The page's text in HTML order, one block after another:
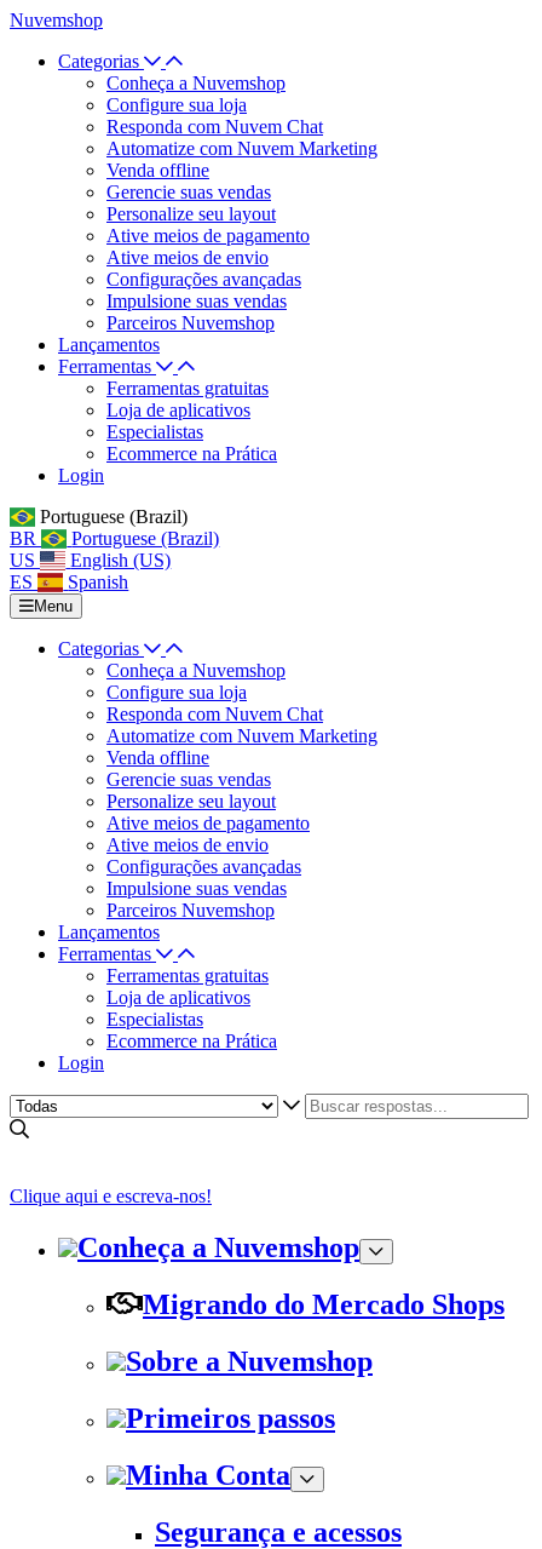
Nuvemshop
Categorias
Conheça a Nuvemshop
Configure sua loja
Responda com Nuvem Chat
Automatize com Nuvem Marketing
Venda offline
Gerencie suas vendas
Personalize seu layout
Ative meios de pagamento
Ative meios de envio
Configurações avançadas
Impulsione suas vendas
Parceiros Nuvemshop
Lançamentos
Ferramentas
Ferramentas gratuitas
Loja de aplicativos
Especialistas
Ecommerce na Prática
Login
Portuguese (Brazil)
BR
Portuguese (Brazil)
US
English (US)
ES
Spanish
Menu
Categorias
Conheça a Nuvemshop
Configure sua loja
Responda com Nuvem Chat
Automatize com Nuvem Marketing
Venda offline
Gerencie suas vendas
Personalize seu layout
Ative meios de pagamento
Ative meios de envio
Configurações avançadas
Impulsione suas vendas
Parceiros Nuvemshop
Lançamentos
Ferramentas
Ferramentas gratuitas
Loja de aplicativos
Especialistas
Ecommerce na Prática
Login
Clique aqui e escreva-nos!
Conheça a Nuvemshop
Migrando do Mercado Shops
Sobre a Nuvemshop
Primeiros passos
Minha Conta
Segurança e acessos